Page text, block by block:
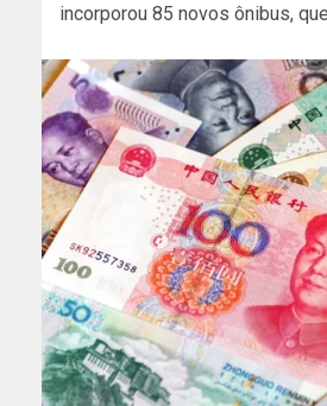
incorporou 85 novos ônibus,